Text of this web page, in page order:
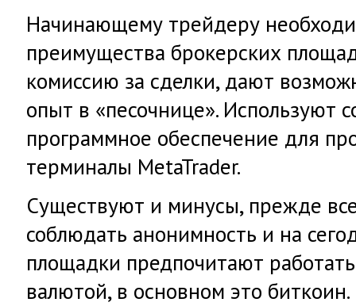
Начинающему трейдеру
преимущества брокерских
комиссию за сделки, дают
опыт в «песочнице». Используют
программное обеспечение для
терминалы MetaTrader.
Существуют и минусы, прежде
соблюдать анонимность и на
площадки предпочитают
валютой, в основном это биткоин.